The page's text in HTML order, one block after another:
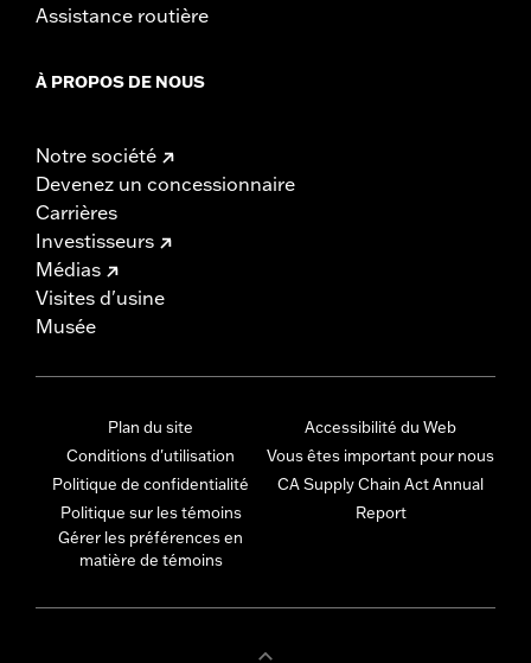
Assistance routière
À PROPOS DE NOUS
Notre société
Devenez un concessionnaire
Carrières
Investisseurs
Médias
Visites d'usine
Musée
Plan du site
Conditions d'utilisation
Politique de confidentialité
Politique sur les témoins
Gérer les préférences en
matière de témoins
Accessibilité du Web
Vous êtes important pour nous
CA Supply Chain Act Annual
Report